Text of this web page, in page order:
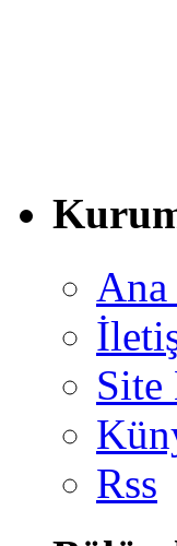
Ana
Site
Rss